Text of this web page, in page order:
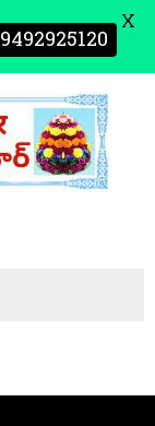
9492925120 X